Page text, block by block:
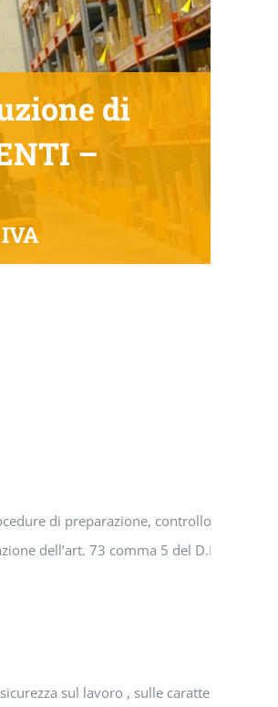
di
–
di preparazione, controllo e
dell’art. 73 comma 5 del D.Lgs. 81/
sul lavoro , sulle caratteristiche